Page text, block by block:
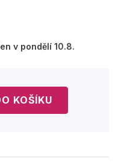
v pondělí 10.8.